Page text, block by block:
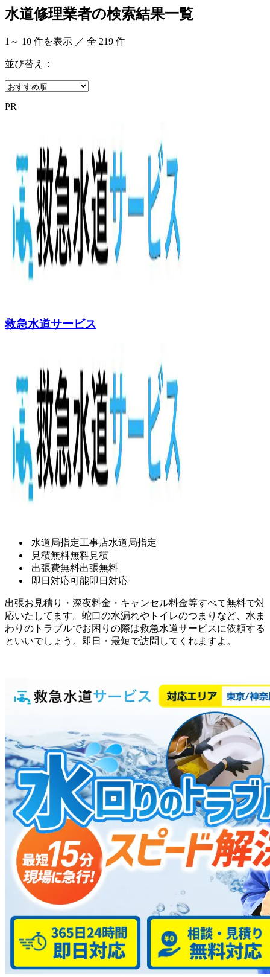
水道修理業者の検索結果一覧
1 ～ 10 件を表示 ／ 全 219 件
並び替え：
PR
救急水道サービス
水道局指定工事店水道局指定
見積無料無料見積
出張費無料出張無料
即日対応可能即日対応
出張お見積り・深夜料金・キャンセル料金等すべて無料で対
応いたしてます。蛇口の水漏れやトイレのつまりなど、水ま
わりのトラブルでお困りの際は救急水道サービスに依頼する
といいでしょう。即日・最短で訪問してくれますよ。